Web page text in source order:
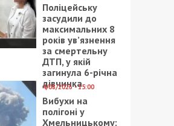
Поліцейську
засудили до
максимальних 8
років ув’язнення
за смертельну
ДТП, у якій
загинула 6-річна
дівчинка
4/08/2026 - 15:00
Вибухи на
полігоні у
Хмельницькому: